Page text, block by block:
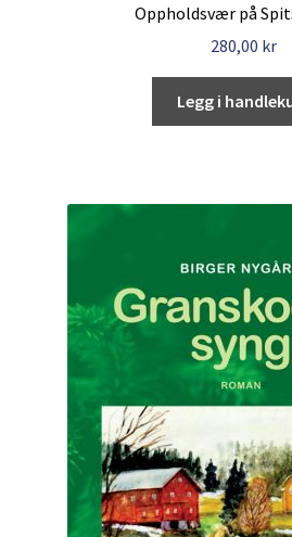
Oppholdsvær på
280,00 kr
Legg i